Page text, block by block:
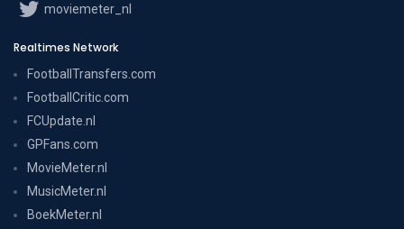
moviemeter_nl
Realtimes Network
FootballTransfers.com
FootballCritic.com
FCUpdate.nl
GPFans.com
MovieMeter.nl
MusicMeter.nl
BoekMeter.nl